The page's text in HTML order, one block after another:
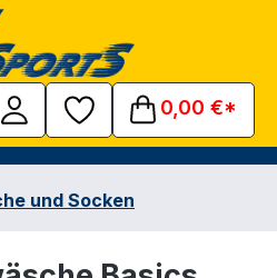
0,00 €*
und Socken